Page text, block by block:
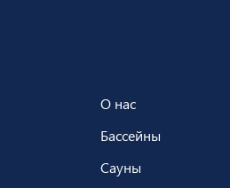
О нас
Бассейны
Сауны